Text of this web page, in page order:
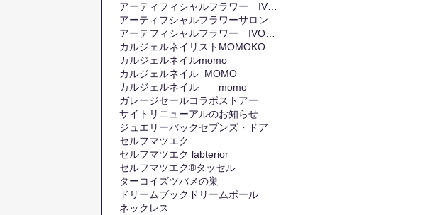
アーティフィシャルフラワー IVORY
アーティフシャルフラワーサロンIVORY
アーテフィシャルフラワー IVORIY
カルジェルネイリストMOMOKO
カルジェルネイルmomo
カルジェルネイル MOMO
カルジェルネイル momo
ガレージセールコラボストアー
サイトリニューアルのお知らせ
ジュエリーバックセブンズ・ドア
セルフマツエク
セルフマツエク labterior
セルフマツエク®タッセル
ターコイズツバメの巣
ドリームブック ドリームボール
ネックレス